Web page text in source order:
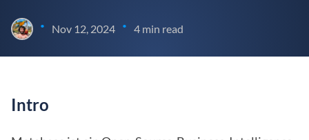
• Nov 12, 2024 • 4 min read
Intro